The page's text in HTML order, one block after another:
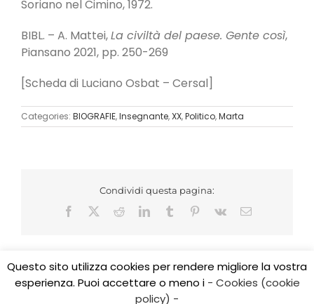
Soriano nel Cimino, 1972.
BIBL. – A. Mattei,La civiltà del paese. Gente così,
Piansano 2021, pp. 250-269
[Scheda di Luciano Osbat – Cersal]
Categories: BIOGRAFIE,Insegnante,XX,Politico,Marta
Condividi questa pagina:
Facebook
RedditLinkedInTumblr Pinterest
Vk Email
Copyright 2017 CEDIDO v.2.3 | All Rights Reserved | Tel.
Questo sito utilizza cookies per rendere migliore la vostra
esperienza. Puoi accettare o meno i - Cookies (cookie
policy) -